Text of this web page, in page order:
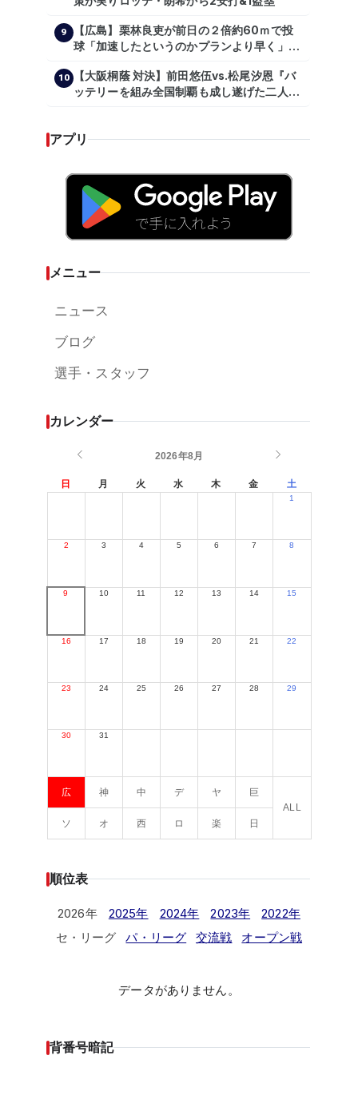
9
【広島】栗林良吏が前日の２倍約60ｍで投
球「加速したというのかプランより早く」自
10
【大阪桐蔭 対決】前田悠伍vs.松尾汐恩『バ
ッテリーを組み全国制覇も成し遂げた二人
アプリ
メニュー
ニュース
ブログ
選手・スタッフ
カレンダー
2026年8月
日 月 火 水 木 金 土
1
2 3 4 5 6 7 8
9 10 11 12 13 14 15
16 17 18 19 20 21 22
23 24 25 26 27 28 29
30 31
広 神 中 デ ヤ
巨
ALL
ソ
オ 西 ロ 楽 日
順位表
2026年 2025年 2024年 2023年
2022年
セ・リーグ
パ・リーグ 交流戦 オープン戦
データがありません。
背番号暗記